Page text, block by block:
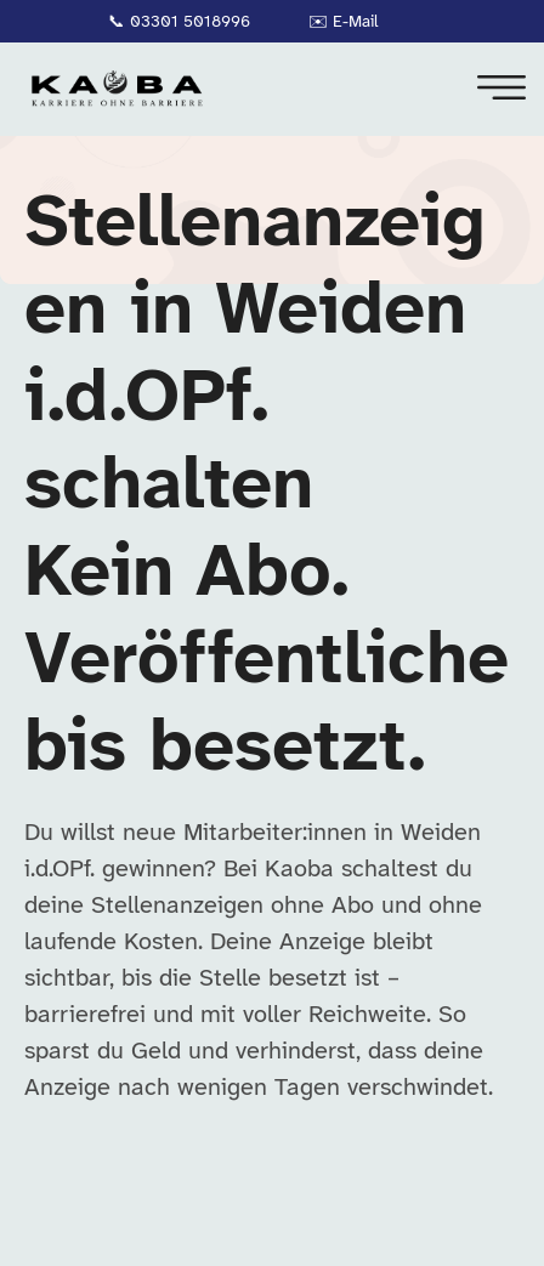
📞 03301 5018996 ✉️ E-Mail
Stellenanzeig
en in Weiden
i.d.OPf.
schalten
Kein Abo.
Veröffentliche
bis besetzt.
Du willst neue Mitarbeiter:innen in Weiden
i.d.OPf. gewinnen? Bei Kaoba schaltest du
deine Stellenanzeigen ohne Abo und ohne
laufende Kosten. Deine Anzeige bleibt
sichtbar, bis die Stelle besetzt ist –
barrierefrei und mit voller Reichweite. So
sparst du Geld und verhinderst, dass deine
Anzeige nach wenigen Tagen verschwindet.